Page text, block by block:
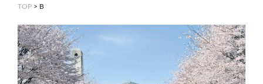
TOP > B